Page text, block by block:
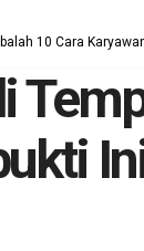
10 Cara